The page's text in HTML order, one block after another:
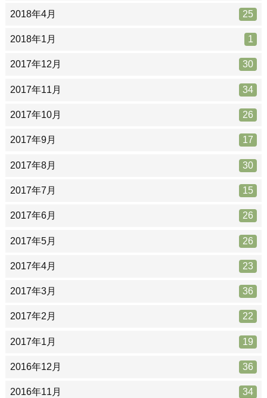
2018年4月 25
2018年1月 1
2017年12月 30
2017年11月 34
2017年10月 26
2017年9月 17
2017年8月 30
2017年7月 15
2017年6月 26
2017年5月 26
2017年4月 23
2017年3月 36
2017年2月 22
2017年1月 19
2016年12月 36
2016年11月 34